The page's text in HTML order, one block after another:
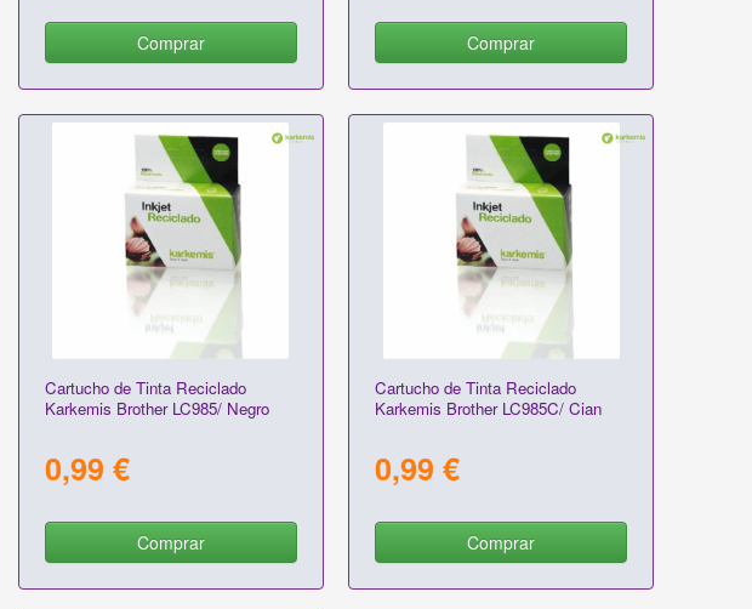
Comprar Comprar
Cartucho de Tinta Reciclado
Karkemis Brother LC985/ Negro
0,99 €
Comprar
Cartucho de Tinta Reciclado
Karkemis Brother LC985C/ Cian
0,99 €
Comprar